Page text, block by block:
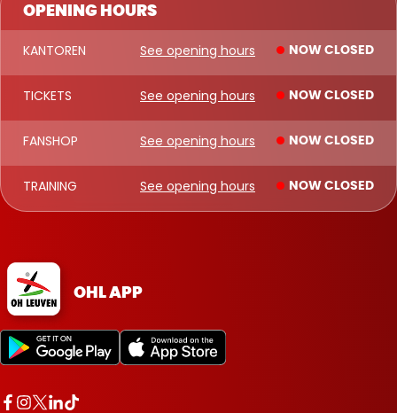
OPENING HOURS
KANTOREN See opening hours NOW CLOSED
TICKETS See opening hours NOW CLOSED
FANSHOP See opening hours NOW CLOSED
TRAINING See opening hours NOW CLOSED
OHL APP